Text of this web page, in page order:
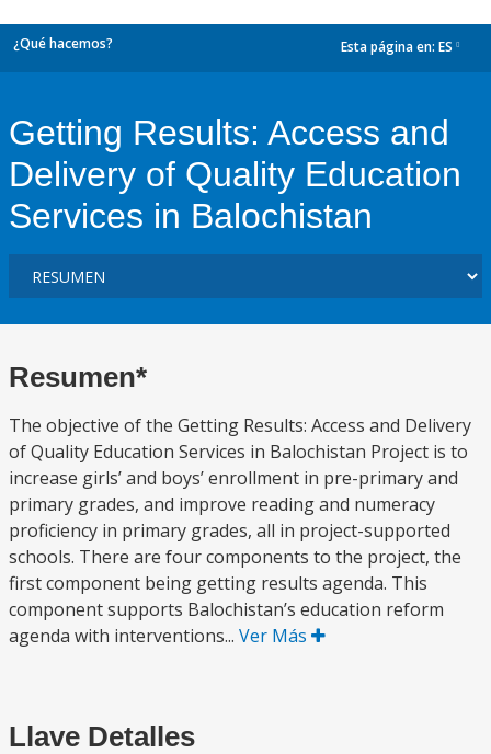
¿Qué hacemos? Esta página en: ES
Getting Results: Access and
Delivery of Quality Education
Services in Balochistan
Resumen*
The objective of the Getting Results: Access and Delivery
of Quality Education Services in Balochistan Project is to
increase girls’ and boys’ enrollment in pre-primary and
primary grades, and improve reading and numeracy
proficiency in primary grades, all in project-supported
schools. There are four components to the project, the
first component being getting results agenda. This
component supports Balochistan’s education reform
agenda with interventions... Ver Más
Llave Detalles